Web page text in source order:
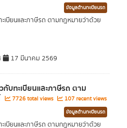
ข้อมูลด้านทะเบียนรถ
เบียนและภาษีรถ ตามกฎหมายว่าด้วย
17 มีนาคม 2569
บทะเบียนและภาษีรถ ตาม
7726 total views 107 recent views
ข้อมูลด้านทะเบียนรถ
เบียนและภาษีรถ ตามกฎหมายว่าด้วย